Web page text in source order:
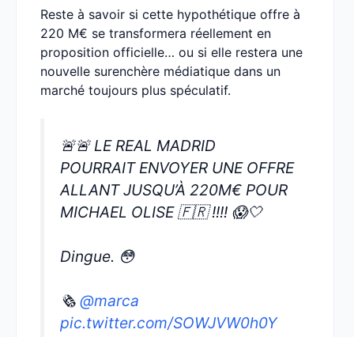
Reste à savoir si cette hypothétique offre à
220 M€ se transformera réellement en
proposition officielle… ou si elle restera une
nouvelle surenchère médiatique dans un
marché toujours plus spéculatif.
🚨🚨 LE REAL MADRID
POURRAIT ENVOYER UNE OFFRE
ALLANT JUSQU’À 220M€ POUR
MICHAEL OLISE 🇫🇷 !!!! 😱🤍
Dingue. 😳
🗞️ @marca
pic.twitter.com/SOWJVW0h0Y